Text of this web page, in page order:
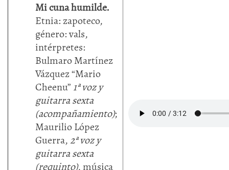
Mi cuna humilde.
Etnia: zapoteco,
género: vals,
intérpretes:
Bulmaro Martínez
Vázquez “Mario
Cheenu” 1ª voz y
guitarra sexta
(acompañamiento);
Maurilio López
Guerra,2ª voz y
guitarra sexta
(requinto), música